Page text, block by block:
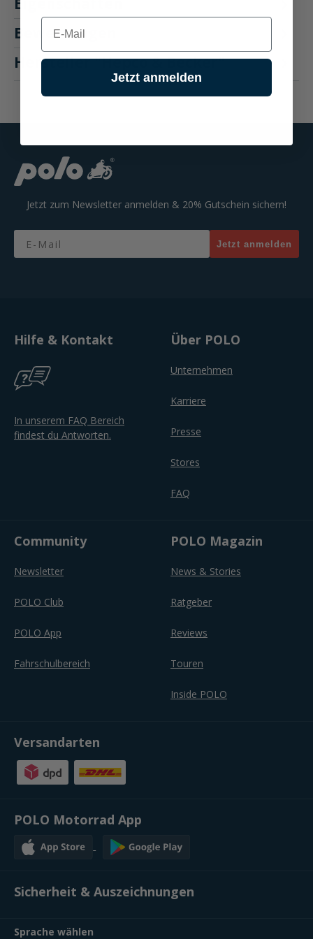
Bewertungen
Hersteller "Hepco & Becker"
Jetzt zum Newsletter anmelden & 20% Gutschein sichern!
Email
Jetzt anmelden
Hilfe & Kontakt
In unserem FAQ Bereich
findest du Antworten.
Über POLO
Unternehmen
Karriere
Presse
Stores
FAQ
Community
Newsletter
POLO Club
POLO App
Fahrschulbereich
POLO Magazin
News & Stories
Ratgeber
Reviews
Touren
Inside POLO
Versandarten
POLO Motorrad App
Sicherheit & Auszeichnungen
Sprache wählen
E-mail
Jetzt anmelden